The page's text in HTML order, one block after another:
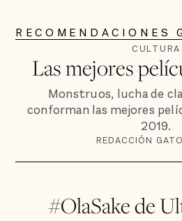
RECOMENDACIONES
CULTURA
Las mejores
Monstruos, lucha de
conforman las mejores
2019.
REDACCIÓN
#OlaSake de